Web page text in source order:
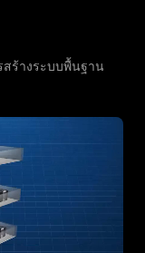
สร้างระบบพื้นฐาน